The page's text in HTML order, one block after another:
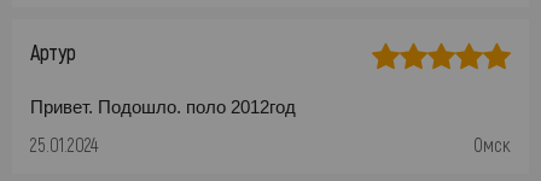
Артур
Привет. Подошло. поло 2012год
25.01.2024 Омск